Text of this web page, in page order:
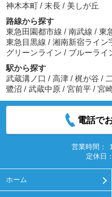
神木本町 / 末長 / 美しが丘
路線から探す
東急田園都市線 / 南武線 / 東
東急目黒線 / 湘南新宿ライン
グリーンライン / ブルーライ
駅から探す
武蔵溝ノ口 / 高津 / 梶が谷 /
鷺沼 / 武蔵中原 / 宮前平 / 宮
電話で
営業時間：
定休日：
ホーム